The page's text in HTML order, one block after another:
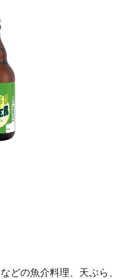
どの魚介料理、天ぷら、